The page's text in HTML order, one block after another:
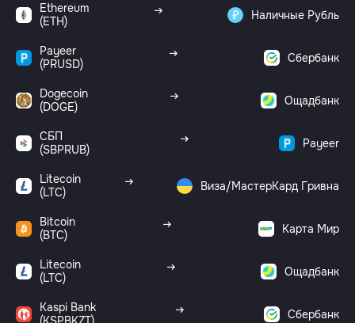
Ethereum
(ETH)
Наличные Рубль
Payeer
(PRUSD)
Сбербанк
Dogecoin
(DOGE)
Ощадбанк
СБП
(SBPRUB)
Payeer
Litecoin
(LTC)
Виза/МастерКард Гривна
Bitcoin
(BTC)
Карта Мир
Litecoin
(LTC)
Ощадбанк
Kaspi Bank
Сбербанк